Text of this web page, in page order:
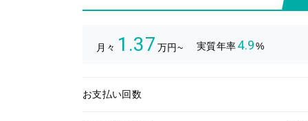
月々 1.37 万円~ 実質年率4.9 %
お支払い回数